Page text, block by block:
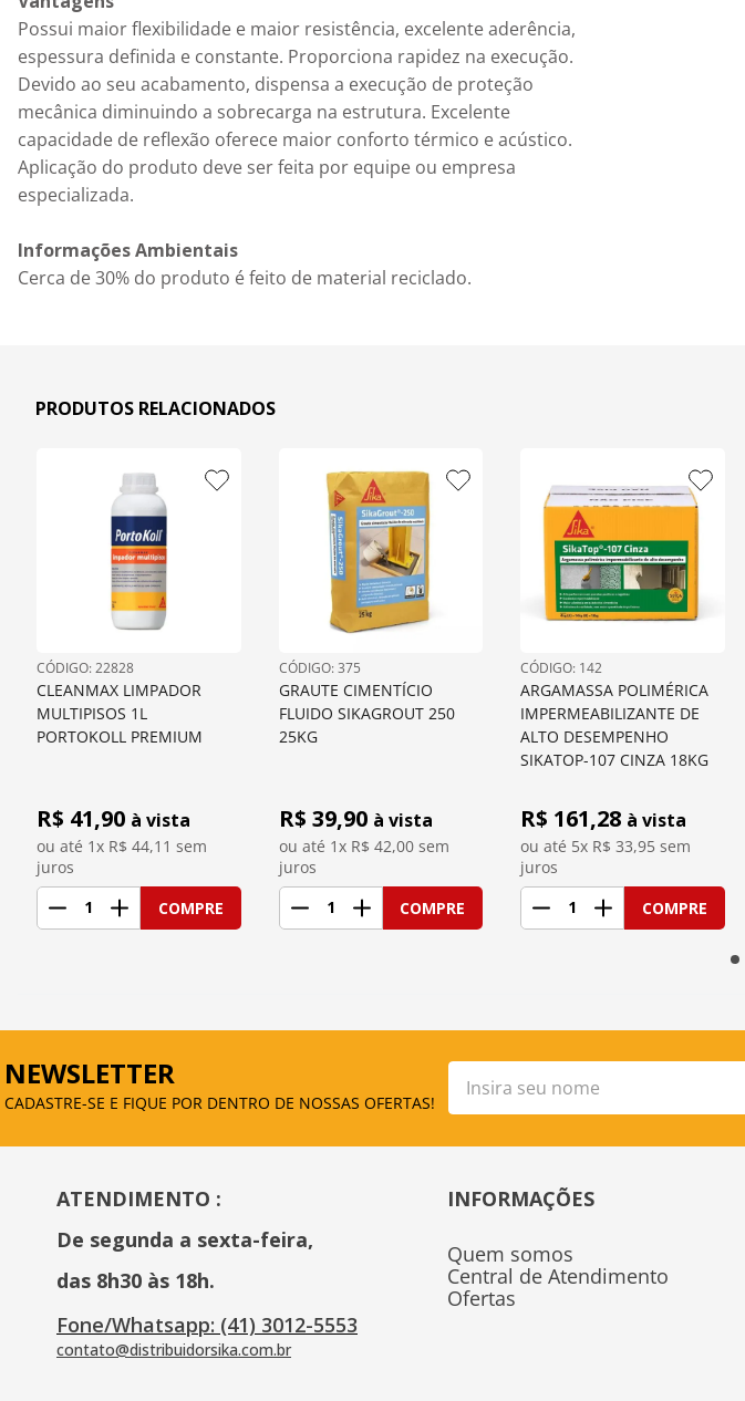
Possui maior flexibilidade e maior resistência, excelente aderência,
espessura definida e constante. Proporciona rapidez na execução.
Devido ao seu acabamento, dispensa a execução de proteção
mecânica diminuindo a sobrecarga na estrutura. Excelente
capacidade de reflexão oferece maior conforto térmico e acústico.
Aplicação do produto deve ser feita por equipe ou empresa
especializada.
Informações Ambientais
Cerca de 30% do produto é feito de material reciclado.
PRODUTOS RELACIONADOS
: 22828
CLEANMAX LIMPADOR
MULTIPISOS 1L
PORTOKOLL PREMIUM
R$ 41,90 à vista
ou até 1x R$ 44,11 sem
juros
1
COMPRE
: 375
GRAUTE CIMENTÍCIO
FLUIDO SIKAGROUT 250
25KG
R$ 39,90 à vista
ou até 1x R$ 42,00 sem
juros
1
COMPRE
: 142
ARGAMASSA POLIMÉRICA
IMPERMEABILIZANTE DE
ALTO DESEMPENHO
SIKATOP-107 CINZA 18KG
R$ 161,28 à vista
ou até 5x R$ 33,95 sem
juros
1
COMPRE
NEWSLETTER
CADASTRE-SE E FIQUE POR DENTRO DE NOSSAS OFERTAS!
ATENDIMENTO :
De segunda a sexta-feira,
das 8h30 às 18h.
Fone/Whatsapp: (41) 3012-5553
contato@distribuidorsika.com.br
INFORMAÇÕES
Quem somos
Central de Atendimento
Ofertas